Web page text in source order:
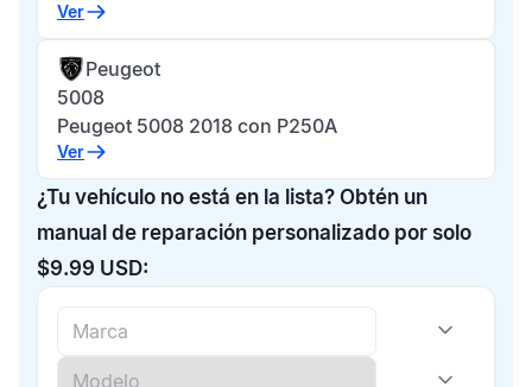
Ver
Peugeot
5008
Peugeot 5008 2018 con P250A
Ver
¿Tu vehículo no está en la lista? Obtén un
manual de reparación personalizado por solo
$9.99 USD: